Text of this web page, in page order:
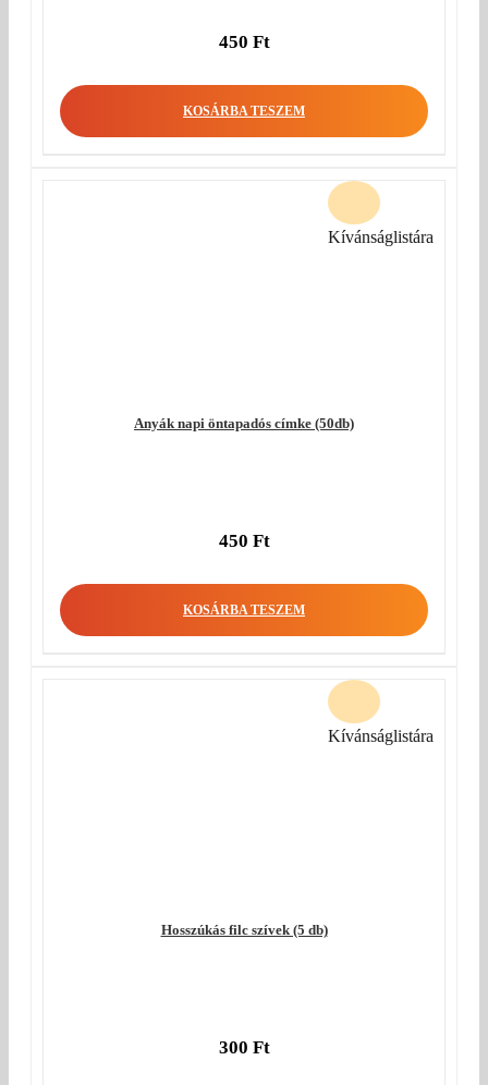
450 Ft
KOSÁRBA TESZEM
Anyák napi öntapadós címke (50db)
450 Ft
KOSÁRBA TESZEM
Kívánságlistára
Hosszúkás filc szívek (5 db)
300 Ft
Kívánságlistára